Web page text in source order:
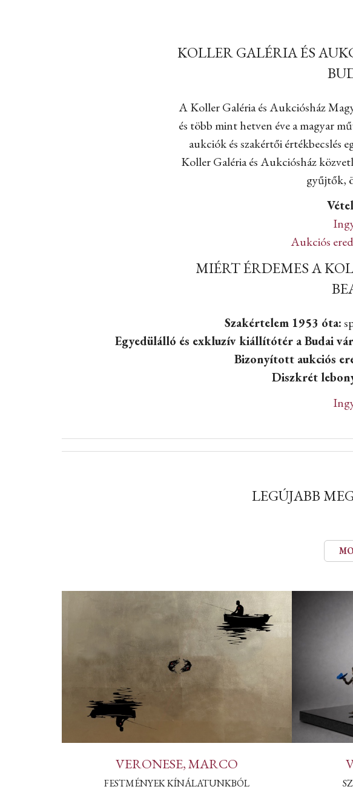
KOLLER GALÉRIA ÉS
A Koller Galéria és Aukciósház
és több mint hetven éve a magyar
aukciók és szakértői értékbecslés
Koller Galéria és Aukciósház
gyűjtők,
Aukciós
MIÉRT ÉRDEMES A
Szakértelem 1953 óta:
Egyedülálló és exkluzív kiállítótér a Budai
Bizonyított aukciós
Diszkrét
LEGÚJABB
VERONESE, MARCO
FESTMÉNYEK KÍNÁLATUNKBÓL